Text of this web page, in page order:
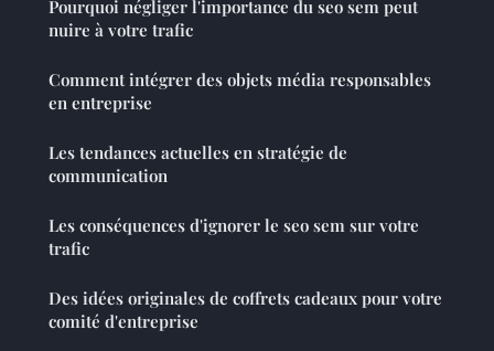
Pourquoi négliger l'importance du seo sem peut
nuire à votre trafic
Comment intégrer des objets média responsables
en entreprise
Les tendances actuelles en stratégie de
communication
Les conséquences d'ignorer le seo sem sur votre
trafic
Des idées originales de coffrets cadeaux pour votre
comité d'entreprise